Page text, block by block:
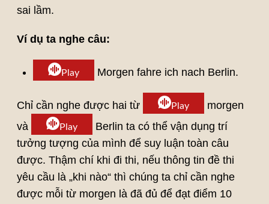
sai lầm.
Ví dụ ta nghe câu:
Play Morgen fahre ich nach Berlin.
Chỉ cần nghe được hai từ Play
morgen
và
Play
Berlin ta có thể vận dụng trí
tưởng tượng của mình để suy luận toàn câu
được. Thậm chí khi đi thi, nếu thông tin đề thi
yêu cầu là „khi nào“ thì chúng ta chỉ cần nghe
được mỗi từ morgen là đã đủ để đạt điểm 10